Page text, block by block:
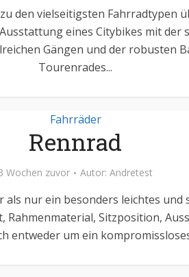
den vielseitigsten Fahrradtypen
eines Citybikes mit der
Gängen und der robusten
Tourenrades...
Fahrräder
Rennrad
Wochen zuvor Autor: Andretest
als nur ein besonders leichtes und
Rahmenmaterial, Sitzposition,
entweder um ein